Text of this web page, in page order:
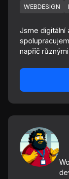
WEBDESIGN
Jsme digitální
napříč